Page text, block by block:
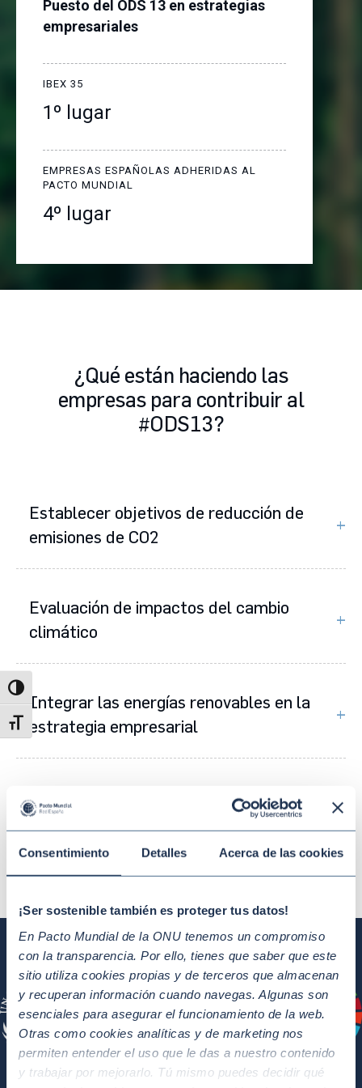
Consentimiento Detalles Acerca de las cookies
¡Ser sostenible también es proteger tus datos!
En Pacto Mundial de la ONU tenemos un compromiso
con la transparencia. Por ello, tienes que saber que este
sitio utiliza cookies propias y de terceros que almacenan
y recuperan información cuando navegas. Algunas son
esenciales para asegurar el funcionamiento de la web.
Otras como cookies analíticas y de marketing nos
permiten entender el uso que le das a nuestro contenido
y trabajar por mejorarlo. Tú mismo puedes decidir qué
Alternar alto contraste
Alternar tamaño de letra
Puesto del ODS 13 en estrategias
empresariales
IBEX 35
1º lugar
EMPRESAS ESPAÑOLAS ADHERIDAS AL
PACTO MUNDIAL
4º lugar
¿Qué están haciendo las
empresas para contribuir al
#ODS13?
Establecer objetivos de reducción de
emisiones de CO2
Evaluación de impactos del cambio
climático
Integrar las energías renovables en la
estrategia empresarial
Implementar medidas de economía
circular